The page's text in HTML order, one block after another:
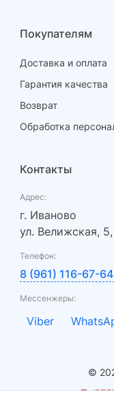
Покупателям
Доставка и оплата
Гарантия качества
Возврат
Обработка
Контакты
Адрес:
г. Иваново
ул. Велижская,
Телефон:
8 (961) 116-67-64
Мессенжеры:
Viber
©